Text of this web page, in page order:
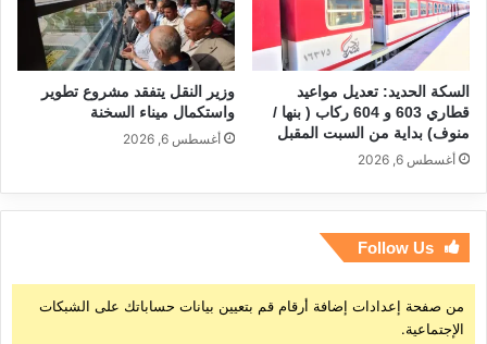
السكة الحديد: تعديل مواعيد
قطاري 603 و 604 ركاب ( بنها /
منوف) بداية من السبت المقبل
أغسطس 6, 2026
وزير النقل يتفقد مشروع تطوير
واستكمال ميناء السخنة
أغسطس 6, 2026
Follow Us
من صفحة إعدادات إضافة أرقام قم بتعيين بيانات حساباتك على الشبكات
الإجتماعية.